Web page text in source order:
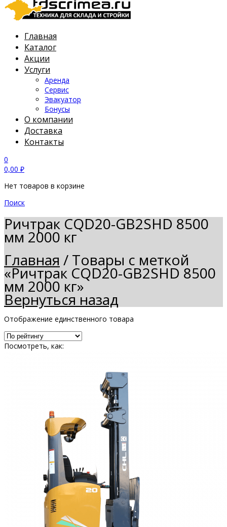
Главная
Каталог
Акции
Услуги
Аренда
Сервис
Эвакуатор
Бонусы
О компании
Доставка
Контакты
0
0,00 ₽
Нет товаров в корзине
Поиск
Ричтрак CQD20-GB2SHD 8500
мм 2000 кг
Главная / Товары с меткой
«Ричтрак CQD20-GB2SHD 8500
мм 2000 кг»
Вернуться назад
Отображение единственного товара
Посмотреть, как: